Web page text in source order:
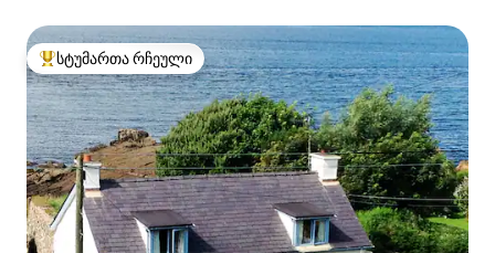
სტუმართა რჩეული მოწინავე ვარიანტი
სტუმართა რჩეული